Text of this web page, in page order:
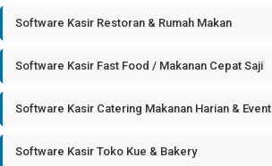
Software Kasir Restoran & Rumah Makan
Software Kasir Fast Food / Makanan Cepat Saji
Software Kasir Catering Makanan Harian & Event
Software Kasir Toko Kue & Bakery